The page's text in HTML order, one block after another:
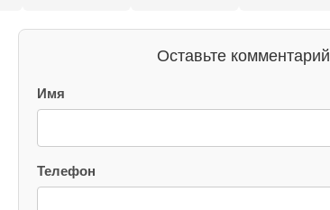
Оставьте комментарий
Имя
Телефон